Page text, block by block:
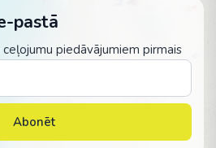
pastā
piedāvājumiem pirmais
Abonēt